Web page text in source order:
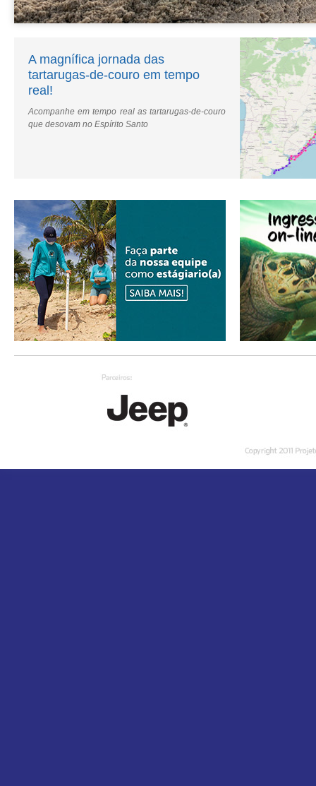
A magnífica jornada das
tartarugas-de-couro em tempo
real!
Acompanhe em tempo real as tartarugas-de-couro
que desovam no Espírito Santo